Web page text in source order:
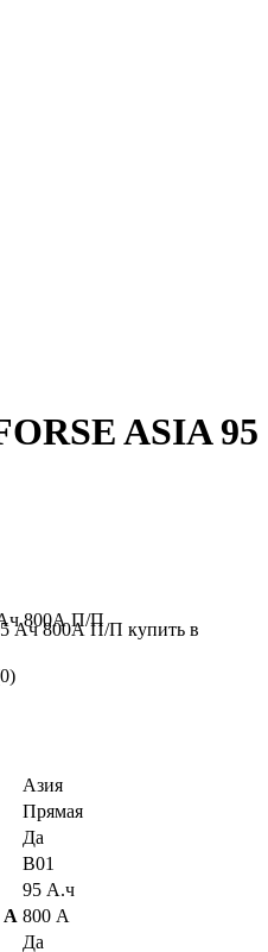
ASIA 95
Ач 800А П/П
Азия
Прямая
Да
B01
95 А.ч
А 800 А
Да